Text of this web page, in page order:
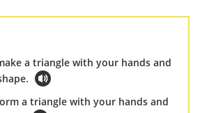
a triangle with your hands and
a triangle with your hands and